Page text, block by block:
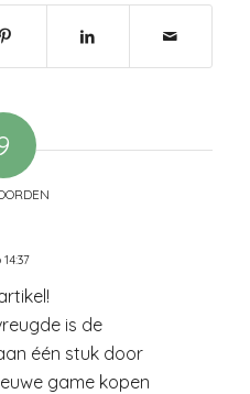
is de
één stuk door
game kopen